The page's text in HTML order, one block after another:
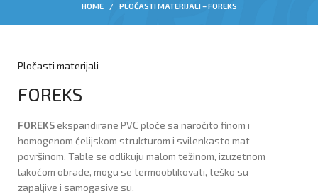
HOME PLOČASTI MATERIJALI – FOREKS
Pločasti materijali
FOREKS
FOREKSekspandirane PVC ploče sa naročito finom i
homogenom ćelijskom strukturom i svilenkasto mat
površinom. Table se odlikuju malom težinom, izuzetnom
lakoćom obrade, mogu se termooblikovati, teško su
zapaljive i samogasive su.